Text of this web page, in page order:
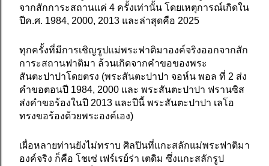
จากสักการะสถานแค่ 4 ครั้งเท่านั้น โดยเหตุการณ์เกิดใน
ปีค.ศ. 1984, 2000, 2013 และล่าสุดคือ 2025
ทุกครั้งที่มีการเชิญรูปแม่พระฟาติมาองค์จริงออกจากสัก
การะสถานฟาติมา ล้วนเกิดจากคำขอของพระ
สันตะปาปาโดยตรง (พระสันตะปาปา จอห์น พอล ที่ 2 ส่ง
คำขอตอนปี 1984, 2000 และ พระสันตะปาปา ฟรานซิส
ส่งคำขอร้องในปี 2013 และปีนี้ พระสันตะปาปา เลโอ
ทรงขอร้องด้วยพระองค์เอง)
เผื่อหลายท่านยังไม่ทราบ ศิลปินที่แกะสลักแม่พระฟาติมา
องค์จริง ก็คือ โชเซ่ เฟร์เรย์ร่า เตดิม ซึ่งแกะสลักรูป